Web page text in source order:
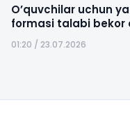
O’quvchilar uchun
formasi talabi bekor
01:20 / 23.07.2026